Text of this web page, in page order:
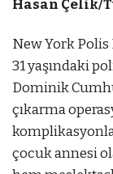
Hasan Çelik/
New York Polis
31 yaşındaki
Dominik
çıkarma
çocuk annesi